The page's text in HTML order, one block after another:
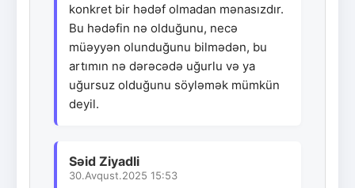
konkret bir hədəf olmadan mənasızdır.
Bu hədəfin nə olduğunu, necə
müəyyən olunduğunu bilmədən, bu
artımın nə dərəcədə uğurlu və ya
uğursuz olduğunu söyləmək mümkün
deyil.
Səid Ziyadli
30.Avqust.2025 15:53